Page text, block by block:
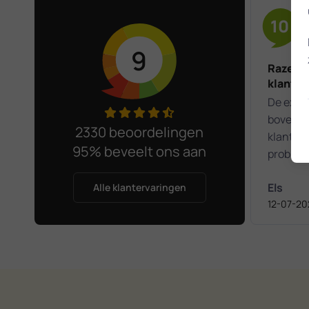
9
2330 beoordelingen
95% beveelt ons aan
Alle klantervaringen
10
De
Els
12-07-